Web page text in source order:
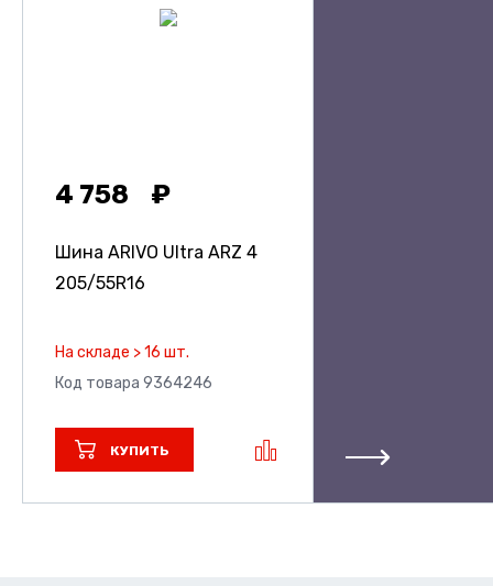
4 758
Шина ARIVO Ultra ARZ 4
205/55R16
На складе > 16 шт.
Код товара 9364246
КУПИТЬ